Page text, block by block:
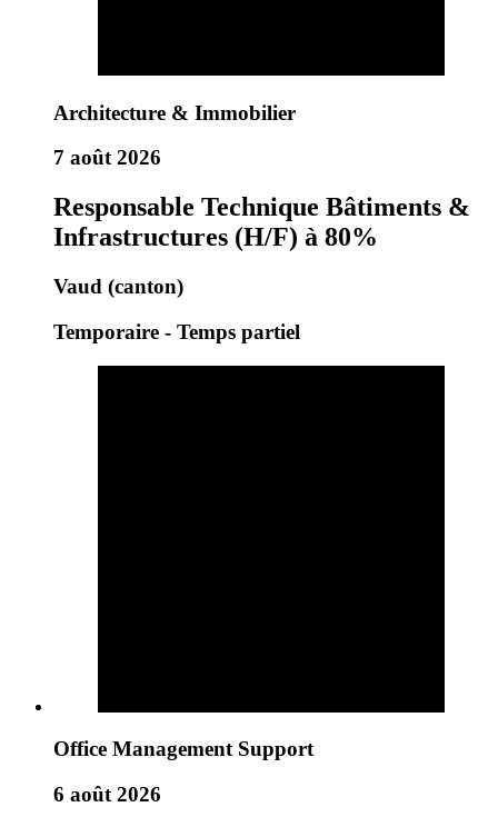
Architecture & Immobilier
7 août 2026
Responsable Technique Bâtiments &
Infrastructures (H/F) à 80%
Vaud (canton)
Temporaire - Temps partiel
Office Management Support
6 août 2026